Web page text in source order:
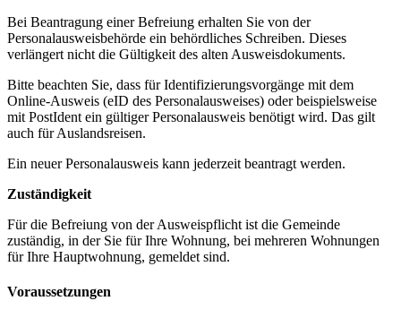
Bei Beantragung einer Befreiung erhalten Sie von der
Personalausweisbehörde ein behördliches Schreiben. Dieses
verlängert nicht die Gültigkeit des alten Ausweisdokuments.
Bitte beachten Sie, dass für Identifizierungsvorgänge mit dem
Online-Ausweis (eID des Personalausweises) oder beispielsweise
mit PostIdent ein gültiger Personalausweis benötigt wird. Das gilt
auch für Auslandsreisen.
Ein neuer Personalausweis kann jederzeit beantragt werden.
Zuständigkeit
Für die Befreiung von der Ausweispflicht ist die Gemeinde
zuständig, in der Sie für Ihre Wohnung, bei mehreren Wohnungen
für Ihre Hauptwohnung, gemeldet sind.
Voraussetzungen